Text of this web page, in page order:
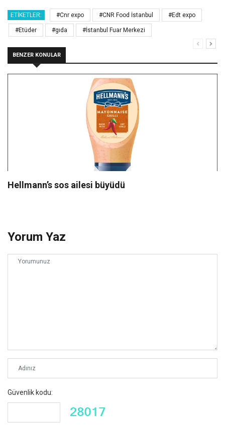
ETIKETLER: #Cnr expo #CNR Food İstanbul #Edt expo
#Etüder #gıda #İstanbul Fuar Merkezi
BENZER KONULAR
Hellmann’s sos ailesi büyüdü
Yorum Yaz
Güvenlik kodu: